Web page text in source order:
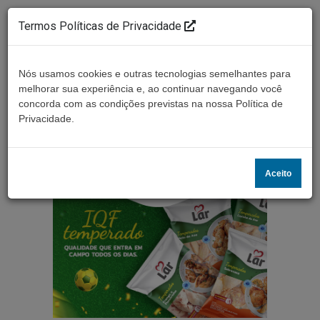
Termos Políticas de Privacidade
Nós usamos cookies e outras tecnologias semelhantes para
melhorar sua experiência e, ao continuar navegando você
concorda com as condições previstas na nossa Política de
Privacidade.
Aceito